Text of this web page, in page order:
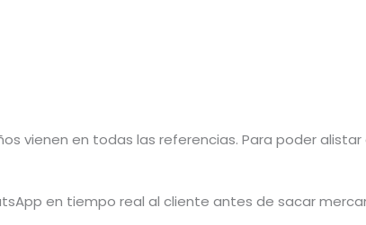
vienen en todas las referencias. Para poder
en tiempo real al cliente antes de sacar